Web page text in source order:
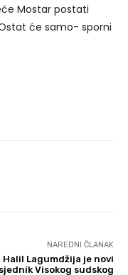
Mostar postati
će samo- sporni
NAREDNI ČLANAK
Halil Lagumdžija je novi
Visokog sudskog